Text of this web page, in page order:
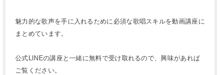
魅力的な歌声を手に入れるために必須な歌唱スキルを動画講座に
まとめています。
公式LINEの講座と一緒に無料で受け取れるので、興味があれば
ご覧ください。